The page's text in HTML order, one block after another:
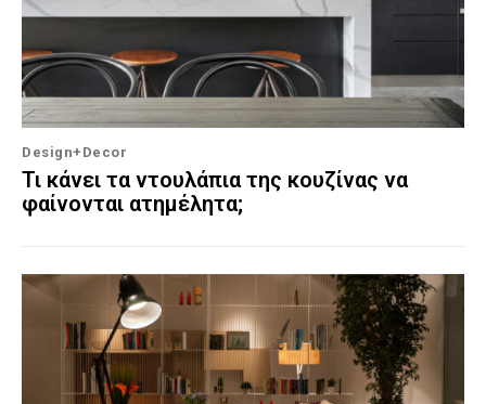
Design+Decor
Τι κάνει τα ντουλάπια της κουζίνας να
φαίνονται ατημέλητα;